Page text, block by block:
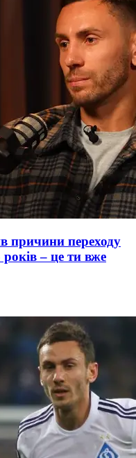
причини переходу
– це ти вже